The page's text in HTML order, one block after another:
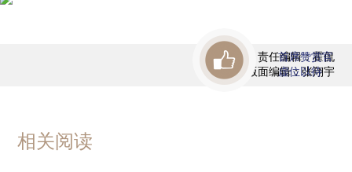
责任编辑：霍侃
版面编辑：张翔宇
首席赞赏官
虚位以待
相关阅读